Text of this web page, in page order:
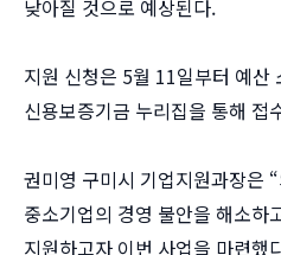
낮아질 것으로 예상된다.
지원 신청은 5월 11일부터 예산
신용보증기금 누리집을 통해 접
권미영 구미시 기업지원과장은
중소기업의 경영 불안을 해소하
지원하고자 이번 사업을 마련했